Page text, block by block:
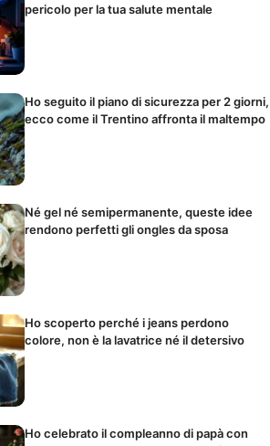
pericolo per la tua salute mentale
Ho seguito il piano di sicurezza per 2 giorni,
ecco come il Trentino affronta il maltempo
Né gel né semipermanente, queste idee
rendono perfetti gli ongles da sposa
Ho scoperto perché i jeans perdono
colore, non è la lavatrice né il detersivo
Ho celebrato il compleanno di papà con